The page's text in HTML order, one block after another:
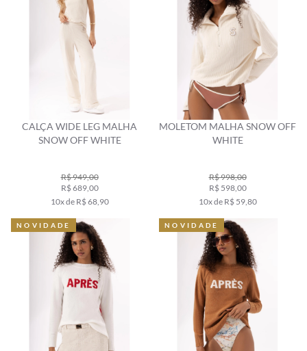
CALÇA WIDE LEG MALHA
SNOW OFF WHITE
R$ 949,00
R$ 689,00
10x de R$ 68,90
MOLETOM MALHA SNOW OFF
WHITE
R$ 998,00
R$ 598,00
10x de R$ 59,80
NOVIDADE NOVIDADE